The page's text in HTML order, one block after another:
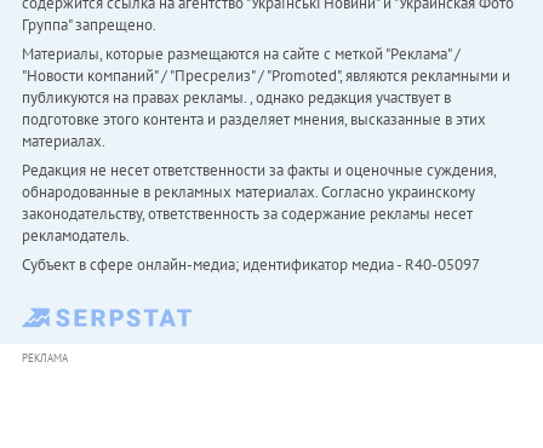
Группа" запрещено.
Материалы, которые размещаются на сайте с меткой "Реклама" /
"Новости компаний" / "Пресрелиз" / "Promoted", являются рекламными и
публикуются на правах рекламы. , однако редакция участвует в
подготовке этого контента и разделяет мнения, высказанные в этих
материалах.
Редакция не несет ответственности за факты и оценочные суждения,
обнародованные в рекламных материалах. Согласно украинскому
законодательству, ответственность за содержание рекламы несет
рекламодатель.
Субъект в сфере онлайн-медиа; идентификатор медиа - R40-05097
РЕКЛАМА